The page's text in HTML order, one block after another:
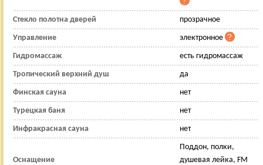
Стекло полотна дверей прозрачное
Управление электронное
Гидромассаж есть гидромассаж
Тропический верхний душ да
Финская сауна нет
Турецкая баня нет
Инфракрасная сауна нет
Оснащение
Поддон, полки,
душевая лейка, FM